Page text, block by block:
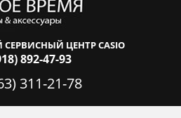
ЦЕНТР CASIO
892-47-93
311-21-78